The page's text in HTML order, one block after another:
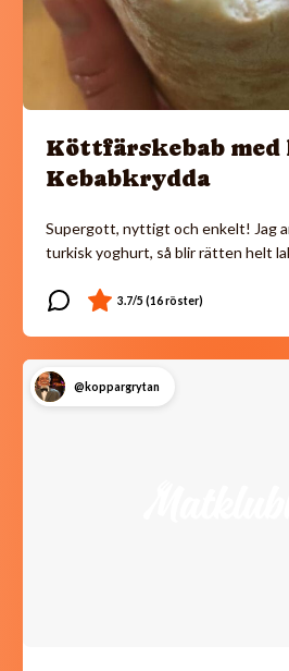
Köttfärskebab med
Kebabkrydda
Supergott, nyttigt och enkelt! Jag
turkisk yoghurt, så blir rätten helt
@koppargrytan